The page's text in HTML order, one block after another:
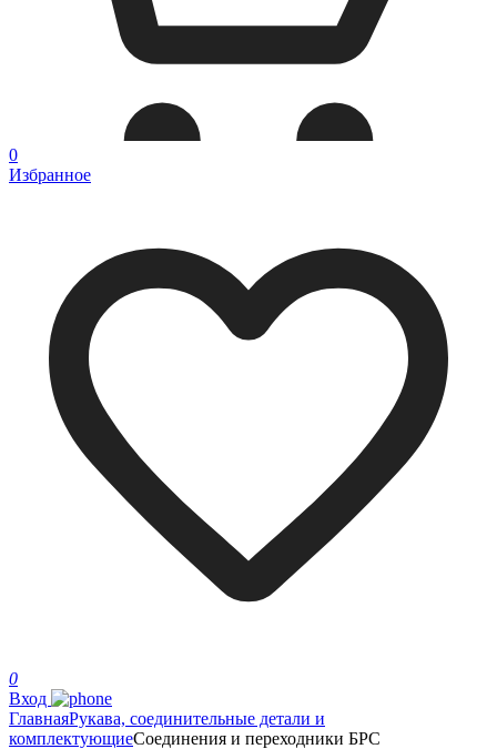
0
Избранное
0
Вход
ГлавнаяРукава, соединительные детали и
комплектующиеСоединения и переходники БРС